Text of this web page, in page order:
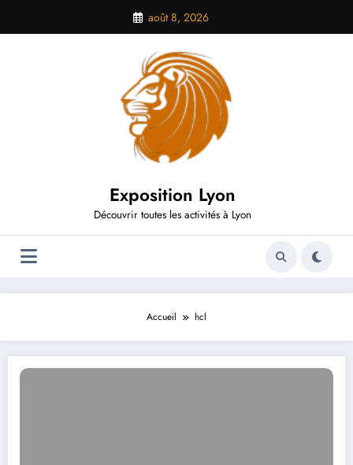
contenu
août 8, 2026
Exposition Lyon
Découvrir toutes les activités à Lyon
Accueil hcl